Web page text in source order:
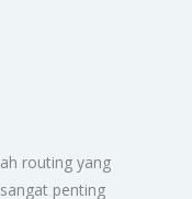
routing yang
penting